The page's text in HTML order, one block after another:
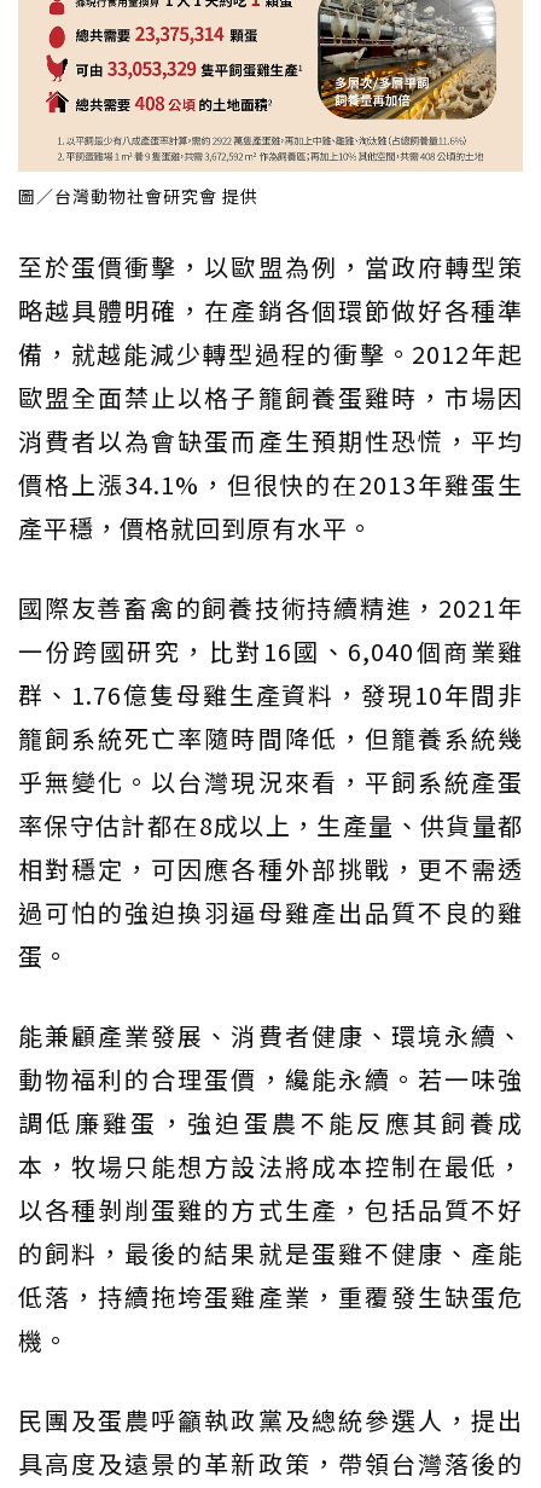
圖／台灣動物社會研究會 提供
至於蛋價衝擊，以歐盟為例，當政府轉型策
略越具體明確，在產銷各個環節做好各種準
備，就越能減少轉型過程的衝擊。2012年起
歐盟全面禁止以格子籠飼養蛋雞時，市場因
消費者以為會缺蛋而產生預期性恐慌，平均
價格上漲34.1%，但很快的在2013年雞蛋生
產平穩，價格就回到原有水平。
國際友善畜禽的飼養技術持續精進，2021年
一份跨國研究，比對16國、6,040個商業雞
群、1.76億隻母雞生產資料，發現10年間非
籠飼系統死亡率隨時間降低，但籠養系統幾
乎無變化。以台灣現況來看，平飼系統產蛋
率保守估計都在8成以上，生產量、供貨量都
相對穩定，可因應各種外部挑戰，更不需透
過可怕的強迫換羽逼母雞產出品質不良的雞
蛋。
能兼顧產業發展、消費者健康、環境永續、
動物福利的合理蛋價，纔能永續。若一味強
調低廉雞蛋，強迫蛋農不能反應其飼養成
本，牧場只能想方設法將成本控制在最低，
以各種剝削蛋雞的方式生產，包括品質不好
的飼料，最後的結果就是蛋雞不健康、產能
低落，持續拖垮蛋雞產業，重覆發生缺蛋危
機。
民團及蛋農呼籲執政黨及總統參選人，提出
具高度及遠景的革新政策，帶領台灣落後的